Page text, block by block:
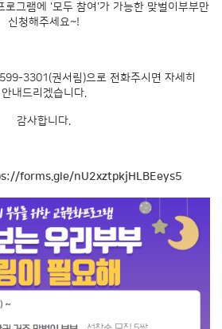
그램에 '모두 참여'가 가능한 맞벌이부부만
신청해주세요~!
3301(권서림)으로 전화주시면 자세히
안내드리겠습니다.
감사합니다.
forms.gle/nU2xztpkjHLBEeys5